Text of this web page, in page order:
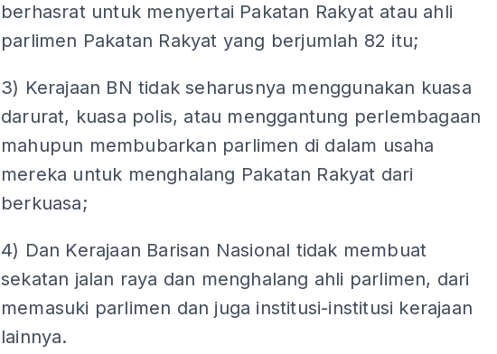
berhasrat untuk menyertai Pakatan Rakyat atau ahli
parlimen Pakatan Rakyat yang berjumlah 82 itu;
3) Kerajaan BN tidak seharusnya menggunakan kuasa
darurat, kuasa polis, atau menggantung perlembagaan
mahupun membubarkan parlimen di dalam usaha
mereka untuk menghalang Pakatan Rakyat dari
berkuasa;
4) Dan Kerajaan Barisan Nasional tidak membuat
sekatan jalan raya dan menghalang ahli parlimen, dari
memasuki parlimen dan juga institusi-institusi kerajaan
lainnya.